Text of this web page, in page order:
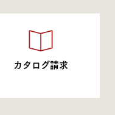
カタログ請求